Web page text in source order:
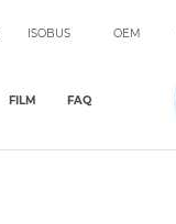
ISOBUS OEM
FILM FAQ